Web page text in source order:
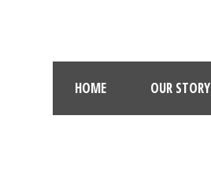
HOME OUR STORY